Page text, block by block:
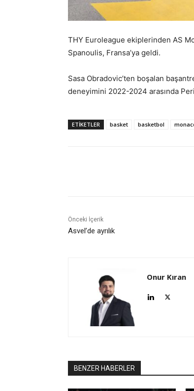
THY Euroleague ekiplerinden AS
Spanoulis, Fransa’ya geldi.
Sasa Obradovic’ten boşalan
deneyimini 2022-2024 arasında
ETIKETLER basket basketbol
Önceki İçerik
Asvel’de ayrılık
Onur Kıran
BENZER HABERLER